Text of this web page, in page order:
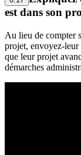
est dans son
Au lieu de compter
projet, envoyez-leur
que leur projet
démarches